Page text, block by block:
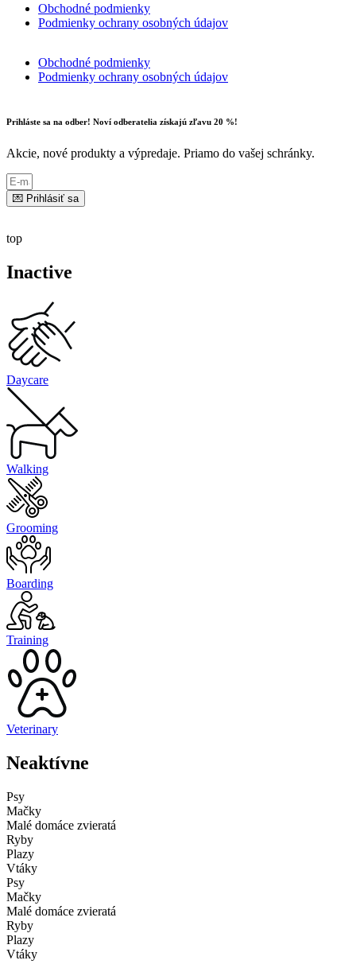
Obchodné podmienky
Podmienky ochrany osobných údajov
Obchodné podmienky
Podmienky ochrany osobných údajov
Prihláste sa na odber! Noví odberatelia získajú zľavu 20 %!
Akcie, nové produkty a výpredaje. Priamo do vašej schránky.
💌 Prihlásiť sa
top
Inactive
Daycare
Walking
Grooming
Boarding
Training
Veterinary
Neaktívne
Psy
Mačky
Malé domáce zvieratá
Ryby
Plazy
Vtáky
Psy
Mačky
Malé domáce zvieratá
Ryby
Plazy
Vtáky